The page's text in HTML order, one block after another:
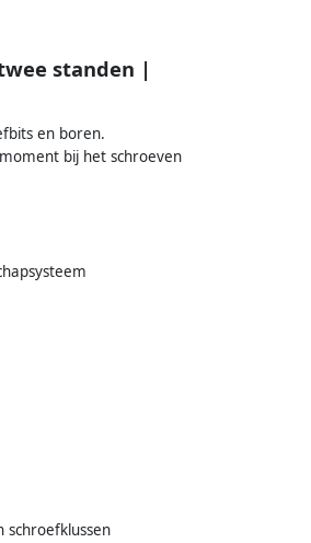
standen |
en boren.
bij het schroeven
schroefklussen